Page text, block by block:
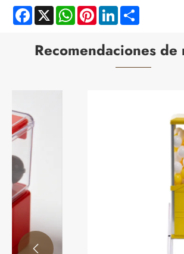
Facebook
X WhatsApp
PinterestLinkedIn
Recomendaciones de
